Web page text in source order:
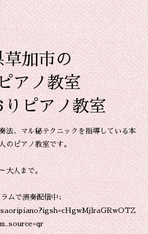
草加市の
アノ教室
ピアノ教室
法、マル秘テクニックを指導している本
のピアノ教室です。
大人まで。
ムで演奏配信中↓